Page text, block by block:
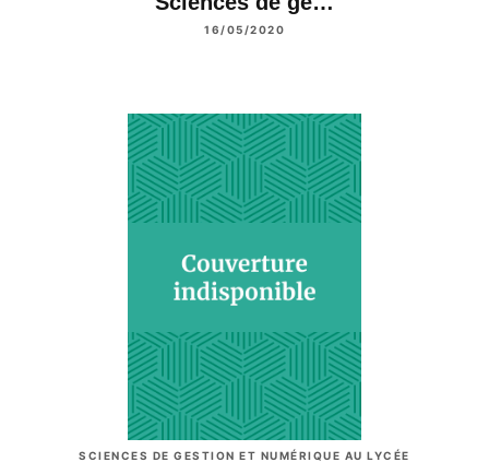
16/05/2020
SCIENCES DE GESTION ET NUMÉRIQUE AU LYCÉE